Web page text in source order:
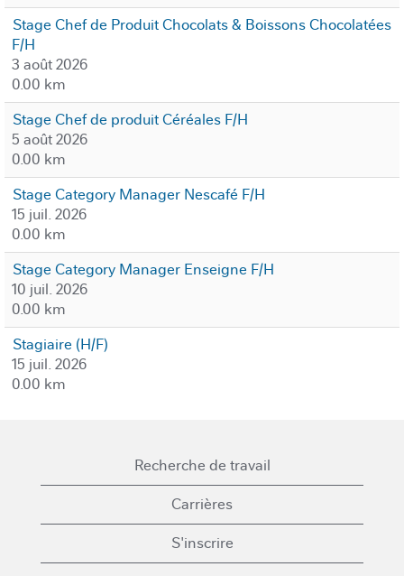
Stage Chef de Produit Chocolats & Boissons Chocolatées
F/H
3 août 2026
0.00 km
Stage Chef de produit Céréales F/H
5 août 2026
0.00 km
Stage Category Manager Nescafé F/H
15 juil. 2026
0.00 km
Stage Category Manager Enseigne F/H
10 juil. 2026
0.00 km
Stagiaire (H/F)
15 juil. 2026
0.00 km
Recherche de travail
Carrières
S'inscrire